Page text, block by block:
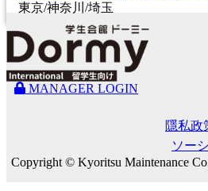
東京/神奈川/埼玉
MANAGER LOGIN
隱私政
ソー
Copyright © Kyoritsu Maintenance